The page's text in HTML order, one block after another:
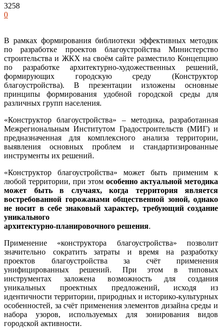
3258
0
В рамках формирования библиотеки эффективных методик
по разработке проектов благоустройства Министерство
строительства и ЖКХ на своём сайте разместило Концепцию
по разработке архитектурно-художественных решений,
формирующих городскую среду (Конструктор
благоустройства). В презентации изложены основные
принципы формирования удобной городской среды для
различных групп населения.
«Конструктор благоустройства» – методика, разработанная
Межрегиональным Институтом Градостроительств (МИГ) и
предназначенная для комплексного анализа территории,
выявления основных проблем и стандартизированные
инструменты их решений.
«Конструктор благоустройства» может быть применим к
любой территории, при этомособенно актуальной методика
может быть в случаях, когда территория является
востребованной горожанами общественной зоной, однако
не носит в себе знаковый характер, требующий создание
уникального
архитектурно-планировочного решения.
Применение «конструктора благоустройства» позволит
значительно сократить затраты и время на разработку
проектов благоустройства за счёт применения
унифицированных решений. При этом в типовых
инструментах заложена возможность для создания
уникальных проектных предложений, исходя из
идентичности территории, природных и историко-культурных
особенностей, за счёт применения элементов дизайна среды и
набора узоров, используемых для зонирования видов
городской активности.